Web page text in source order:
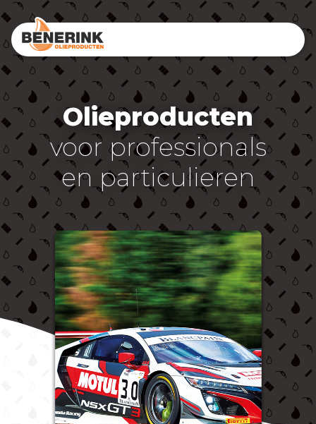
Olieproducten
voor professionals
en particulieren